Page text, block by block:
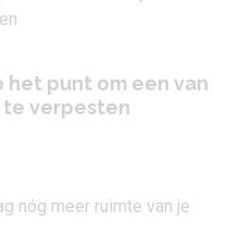
punt om een van
verpesten